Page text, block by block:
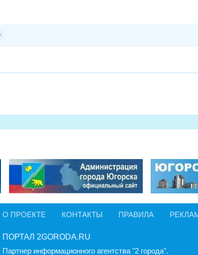
О ПРОЕКТЕ КОНТАКТЫ ПРАВИЛА
ПОРТАЛ 2GORODA.RU
Партнер информационного агентства "2 города".